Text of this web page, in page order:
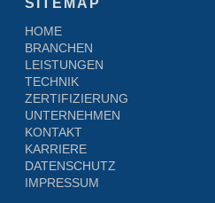
SITEMAP
HOME
BRANCHEN
LEISTUNGEN
TECHNIK
ZERTIFIZIERUNG
UNTERNEHMEN
KONTAKT
KARRIERE
DATENSCHUTZ
IMPRESSUM